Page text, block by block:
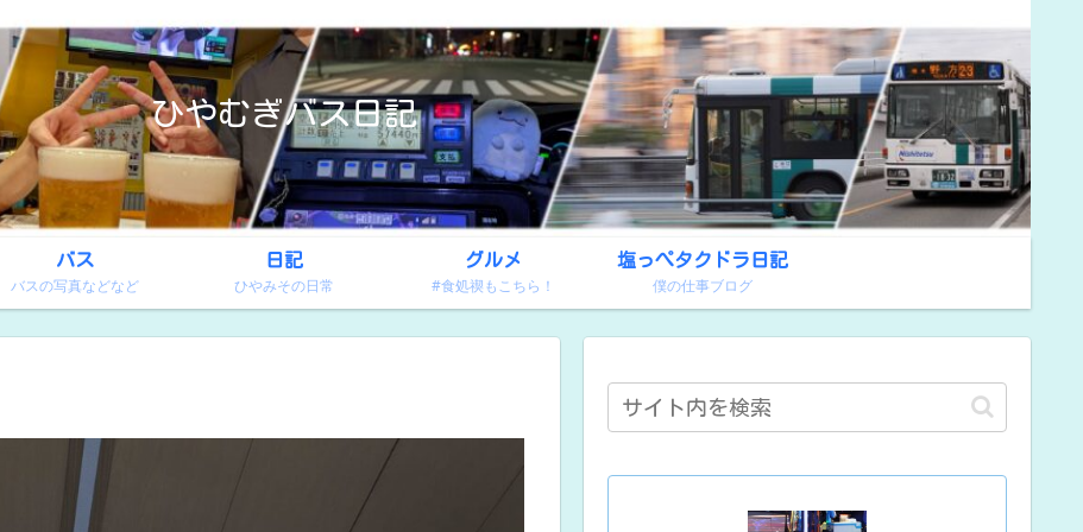
ひやむぎバス日記
バス
バスの写真などなど
日記
ひやみその日常
グルメ
#食処禊もこちら！
塩っぺタクドラ日記
僕の仕事ブログ